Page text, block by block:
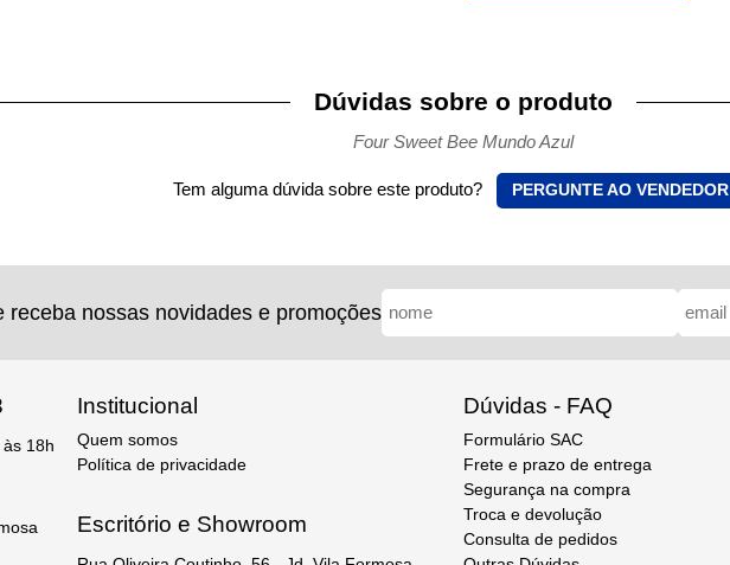
Dúvidas sobre o produto
Four Sweet Bee Mundo Azul
Tem alguma dúvida sobre este produto? PERGUNTE AO VENDEDOR
receba nossas novidades e promoções
18h
Institucional
Quem somos
Política de privacidade
Escritório e Showroom
Dúvidas - FAQ
Formulário SAC
Frete e prazo de entrega
Segurança na compra
Troca e devolução
Consulta de pedidos